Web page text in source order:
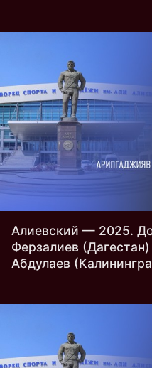
Алиевский — 2025.
Ферзалиев
Абдулаев